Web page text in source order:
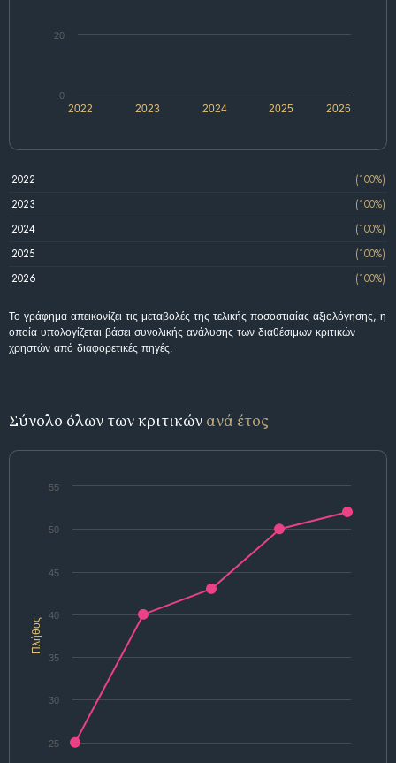
2022 2024 2026
2023 2025
0
20
2022
(100%)
2023
(100%)
2024
(100%)
2025
(100%)
2026
(100%)
Το γράφημα απεικονίζει τις μεταβολές της τελικής ποσοστιαίας αξιολόγησης, η
οποία υπολογίζεται βάσει συνολικής ανάλυσης των διαθέσιμων κριτικών
χρηστών από διαφορετικές πηγές.
Σύνολο όλων των κριτικών ανά έτος
Πλήθος
25
30
35
40
45
50
55